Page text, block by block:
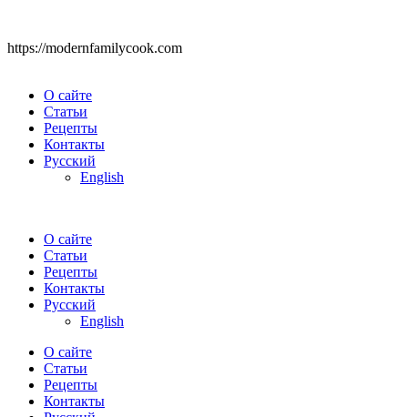
https://modernfamilycook.com
О сайте
Статьи
Рецепты
Контакты
Русский
English
О сайте
Статьи
Рецепты
Контакты
Русский
English
О сайте
Статьи
Рецепты
Контакты